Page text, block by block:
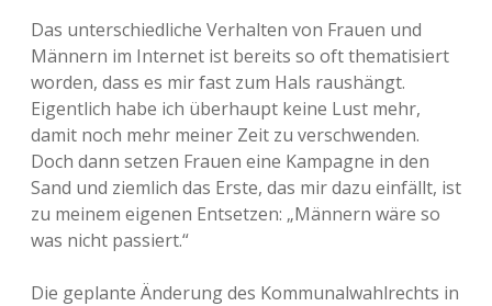
Das unterschiedliche Verhalten von Frauen und
Männern im Internet ist bereits so oft thematisiert
worden, dass es mir fast zum Hals raushängt.
Eigentlich habe ich überhaupt keine Lust mehr,
damit noch mehr meiner Zeit zu verschwenden.
Doch dann setzen Frauen eine Kampagne in den
Sand und ziemlich das Erste, das mir dazu einfällt, ist
zu meinem eigenen Entsetzen: „Männern wäre so
was nicht passiert.“
Die geplante Änderung des Kommunalwahlrechts in